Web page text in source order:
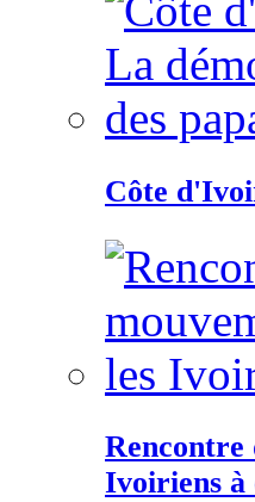
Côte
Rencontre
Ivoiriens à